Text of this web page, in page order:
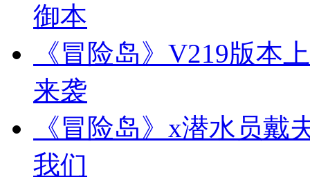
御本
《冒险岛》V219版本
来袭
《冒险岛》x潜水员
我们